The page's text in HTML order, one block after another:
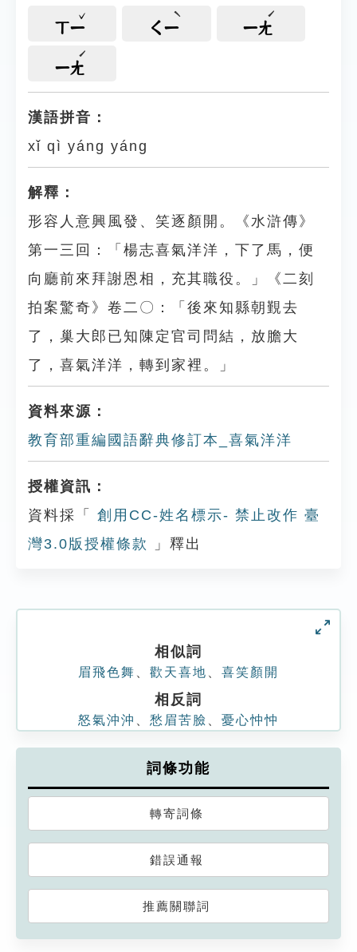
ㄒㄧ ㄑㄧ ㄧㄤ
ㄧㄤ
漢語拼音：
xǐ qì yáng yáng
解釋：
形容人意興風發、笑逐顏開。《水滸傳》
第一三回：「楊志喜氣洋洋，下了馬，便
向廳前來拜謝恩相，充其職役。」《二刻
拍案驚奇》卷二〇：「後來知縣朝覲去
了，巢大郎已知陳定官司問結，放膽大
了，喜氣洋洋，轉到家裡。」
資料來源：
教育部重編國語辭典修訂本_喜氣洋洋
授權資訊：
資料採「
創用CC-姓名標示- 禁止改作 臺
灣3.0版授權條款
」釋出
相似詞
眉飛色舞 歡天喜地 喜笑顏開
相反詞
怒氣沖沖 愁眉苦臉 憂心忡忡
詞條功能
轉寄詞條
錯誤通報
推薦關聯詞